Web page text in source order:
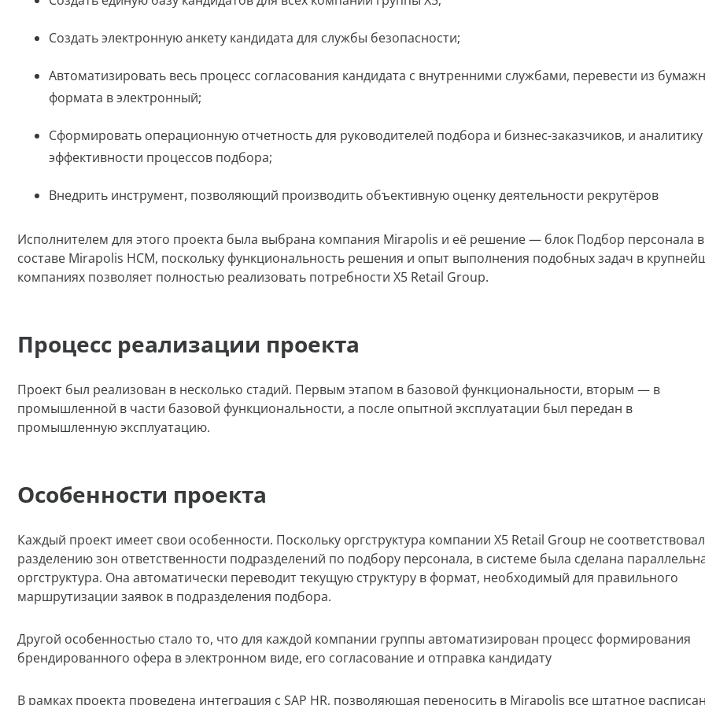
Создать электронную анкету кандидата для службы безопасности;
Автоматизировать весь процесс согласования кандидата с внутренними службами, перевести из
формата в электронный;
Сформировать операционную отчетность для руководителей подбора и бизнес-заказчиков, и
эффективности процессов подбора;
Внедрить инструмент, позволяющий производить объективную оценку деятельности рекрутёров
Исполнителем для этого проекта была выбрана компания Mirapolis и её решение — блок Подбор персонала в
составе Mirapolis HCM, поскольку функциональность решения и опыт выполнения подобных задач в
компаниях позволяет полностью реализовать потребности X5 Retail Group.
Процесс реализации проекта
Проект был реализован в несколько стадий. Первым этапом в базовой функциональности, вторым — в
промышленной в части базовой функциональности, а после опытной эксплуатации был передан в
промышленную эксплуатацию.
Особенности проекта
Каждый проект имеет свои особенности. Поскольку оргструктура компании X5 Retail Group не
разделению зон ответственности подразделений по подбору персонала, в системе была сделана
оргструктура. Она автоматически переводит текущую структуру в формат, необходимый для правильного
маршрутизации заявок в подразделения подбора.
Другой особенностью стало то, что для каждой компании группы автоматизирован процесс формирования
брендированного офера в электронном виде, его согласование и отправка кандидату
В рамках проекта проведена интеграция с SAP HR, позволяющая переносить в Mirapolis все штатное